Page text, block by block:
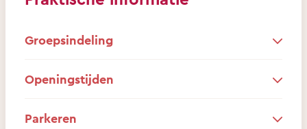
Groepsindeling
Openingstijden
Parkeren